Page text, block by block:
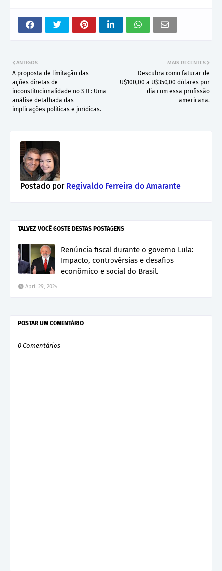
MAIS RECENTES
Descubra como faturar de
U$100,00 a U$350,00 dólares por
dia com essa profissão
americana.
ANTIGOS
A proposta de limitação das
ações diretas de
inconstitucionalidade no STF: Uma
análise detalhada das
implicações políticas e jurídicas.
Postado porRegivaldo Ferreira do Amarante
TALVEZ VOCÊ GOSTE DESTAS POSTAGENS
Renúncia fiscal durante o governo Lula:
Impacto, controvérsias e desafios
econômico e social do Brasil.
April 29, 2024
POSTAR UM COMENTÁRIO
0 Comentários